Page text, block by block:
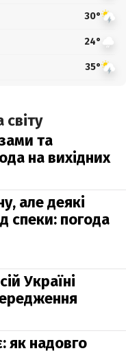
30°
24°
35°
та
на вихідних
але деякі
спеки: погода
Україні
як надовго